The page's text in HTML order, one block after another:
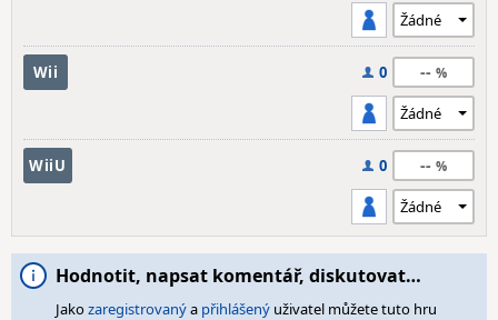
Wii 0 --
WiiU 0 --
Hodnotit, napsat komentář, diskutovat…
Jakozaregistrovanýa přihlášený uživatel můžete tuto hru